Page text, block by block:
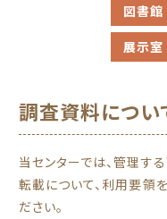
図書館
展示室
調査資料につい
当センターでは、管理す
転載について、利用要領
ださい。